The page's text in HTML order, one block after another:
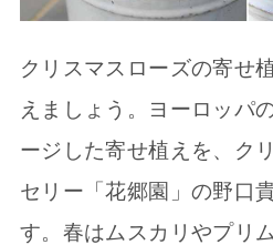
クリスマスローズの寄せ
えましょう。ヨーロッパ
ージした寄せ植えを、ク
セリー「花郷園」の野口
す。春はムスカリやプリ